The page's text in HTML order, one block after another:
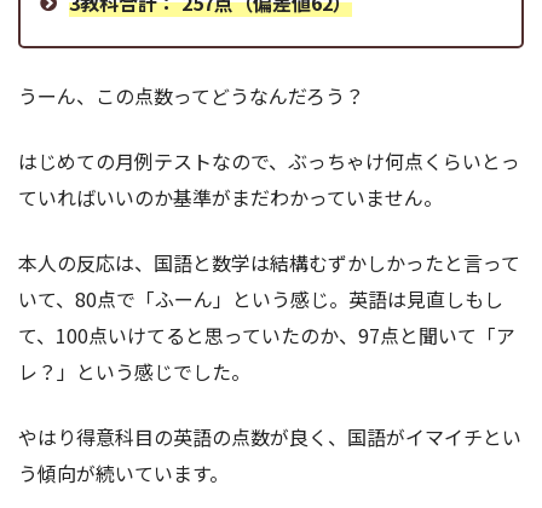
うーん、この点数ってどうなんだろう？
はじめての月例テストなので、ぶっちゃけ何点くらいとっ
ていればいいのか基準がまだわかっていません。
本人の反応は、国語と数学は結構むずかしかったと言って
いて、80点で「ふーん」という感じ。英語は見直しもし
て、100点いけてると思っていたのか、97点と聞いて「ア
レ？」という感じでした。
やはり得意科目の英語の点数が良く、国語がイマイチとい
う傾向が続いています。